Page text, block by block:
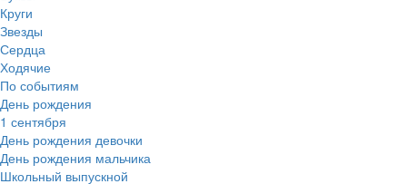
Круги
Звезды
Сердца
Ходячие
По событиям
День рождения
1 сентября
День рождения девочки
День рождения мальчика
Школьный выпускной